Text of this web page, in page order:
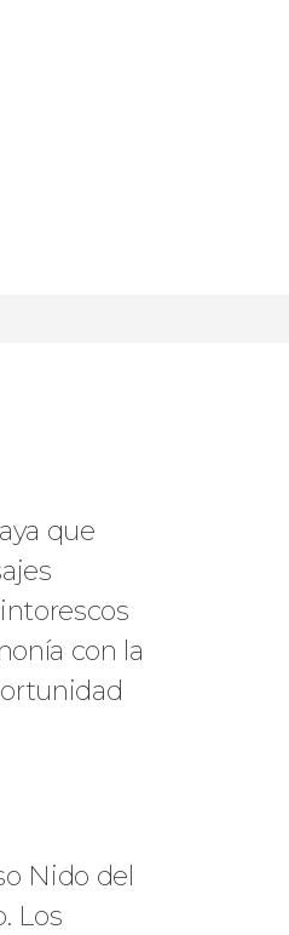
que
con la
Nido del
Los